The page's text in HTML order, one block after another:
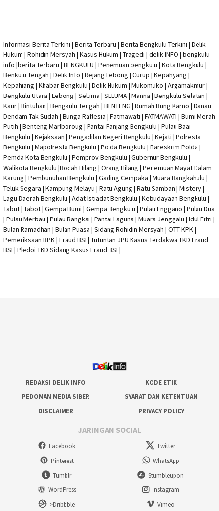
Informasi Berita Terkini | Berita Terbaru | Berita Bengkulu Terkini | Delik
Hukum | Rohidin Mersyah | Kasus Hukum | Tragedi | delik INFO | bengkulu
info |berita Terbaru | BENGKULU | Penemuan bengkulu | Kota Bengkulu |
Benkulu Tengah | Delik Info | Rejang Lebong | Curup | Kepahyang |
Kepahiang | Khabar Bengkulu | Delik Hukum | Mukomuko | Argamakmur |
Bengkulu Utara | Lebong | Seluma | SELUMA | Manna | Bengkulu Selatan |
Kaur | Bintuhan | Bengkulu Tengah | BENTENG | Rumah Bung Karno | Danau
Dendam Tak Sudah | Bunga Raflesia | Fatmawati | FATMAWATI | Bumi Merah
Putih | Benteng Marlboroug | Pantai Panjang Bengkulu | Pulau Baai
Bengkulu | Kejaksaan | Pengadilan Negeri Bengkulu | Kejati | Polresta
Bengkulu | Mapolresta Bengkulu | Polda Bengkulu | Bareskrim Polda |
Pemda Kota Bengkulu | Pemprov Bengkulu | Gubernur Bengkulu |
Walikota Bengkulu |Bocah Hilang | Orang Hilang | Penemuan Mayat Dalam
Karung | Pembunuhan Bengkulu | Gading Cempaka | Muara Bangkahulu |
Teluk Segara | Kampung Melayu | Ratu Agung | Ratu Samban | Mistery |
Lagu Daerah Bengkulu | Adat Istiadat Bengkulu | Kebudayaan Bengkulu |
Tabut | Tabot | Gempa Bumi | Gempa Bengkulu | Pulau Enggano | Pulau Dua
| Pulau Merbau | Pulau Bangkai | Pantai Laguna | Muara Jenggalu | Idul Fitri |
Bulan Ramadhan | Bulan Puasa | Sidang Rohidin Mersyah | OTT KPK|
Pemeriksaan BPK | Fraud BSI | Tutuntan JPU Kasus Terdakwa TKD Fraud
BSI | Pledoi TKD Sidang Kasus Fraud BSI |
REDAKSI DELIK INFO
KODE ETIK
PEDOMAN MEDIA SIBER
SYARAT DAN KETENTUAN
DISCLAIMER
PRIVACY POLICY
JARINGAN SOCIAL
Facebook
Twitter
Pinterest
WhatsApp
Tumblr
Stumbleupon
WordPress
Instagram
>Dribbble
Vimeo